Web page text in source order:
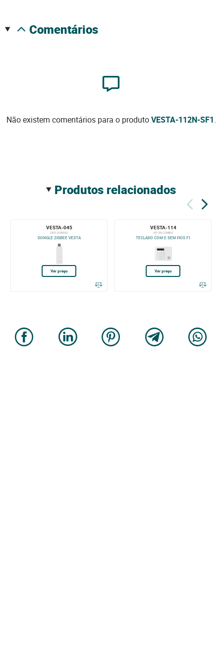
comentários
Não existem comentários para o produtoVESTA-112N-SF1.
produtos relacionados
VESTA-045
ZBS-DONGLE
DONGLE ZIGBEE VESTA
Ver preço
VESTA-114
KP-35-COMBO
TECLADO COM E SEM FIOS F1
Ver preço